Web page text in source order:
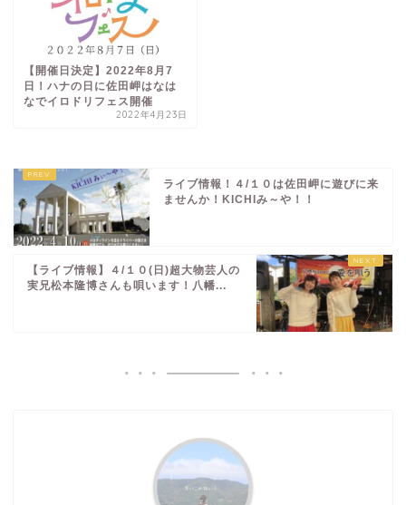
【開催日決定】2022年8月7
日！ハナの日に佐田岬はなは
なでイロドリフェス開催
2022年4月23日
ライブ情報！４/１０は佐田岬に遊びに来
ませんか！KICHIみ～や！！
【ライブ情報】４/１０(日)超大物芸人の
実兄松本隆博さんも唄います！八幡...